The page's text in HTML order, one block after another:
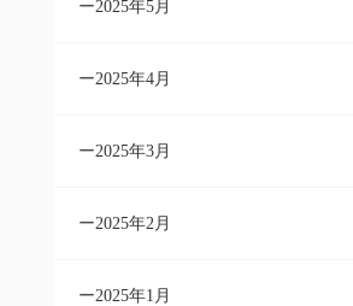
2025年5月
2025年4月
2025年3月
2025年2月
2025年1月